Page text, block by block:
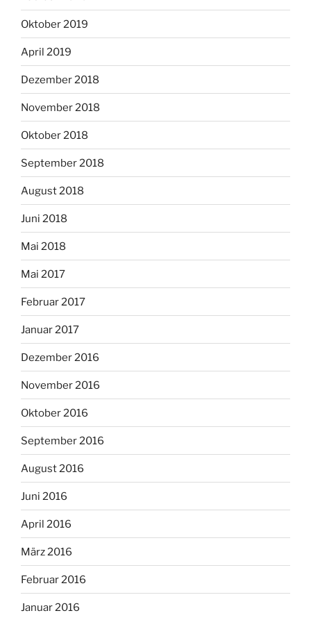
Oktober 2019
April 2019
Dezember 2018
November 2018
Oktober 2018
September 2018
August 2018
Juni 2018
Mai 2018
Mai 2017
Februar 2017
Januar 2017
Dezember 2016
November 2016
Oktober 2016
September 2016
August 2016
Juni 2016
April 2016
März 2016
Februar 2016
Januar 2016